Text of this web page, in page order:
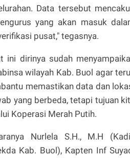
Data tersebut
yang akan masuk
pusat," tegasnya.
ini dirinya sudah
wilayah Kab. Buol agar
memastikan data dan
yang berbeda, tetapi tujuan
Koperasi Merah Putih.
Nurlela S.H., M.H
Kab. Buol), Kapten Inf